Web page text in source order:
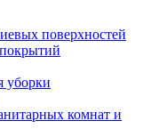
поверхностей
уборки
комнат и